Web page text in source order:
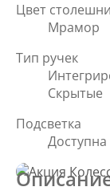
Цвет
Мрамор
Тип ручек
Скрытые
Подсветка
Доступна